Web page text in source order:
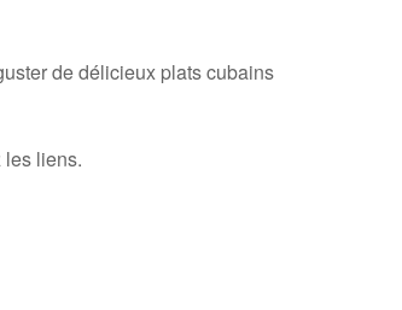
de délicieux plats cubains
les liens.